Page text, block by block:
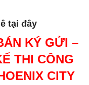
tại đây
KÝ GỬI –
THI CÔNG
CITY